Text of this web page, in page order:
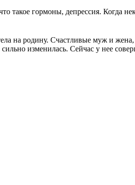
такое гормоны, депрессия. Когда
на родину. Счастливые муж и
изменилась. Сейчас у нее